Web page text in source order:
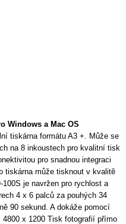
Windows a Mac OS
tiskárna formátu A3 +. Může se
na 8 inkoustech pro kvalitní tisk
pro snadnou integraci
tiskárna může tisknout v kvalitě
je navržen pro rychlost a
4 x 6 palců za pouhých 34
90 sekund. A dokáže pomocí
x 1200 Tisk fotografií přímo